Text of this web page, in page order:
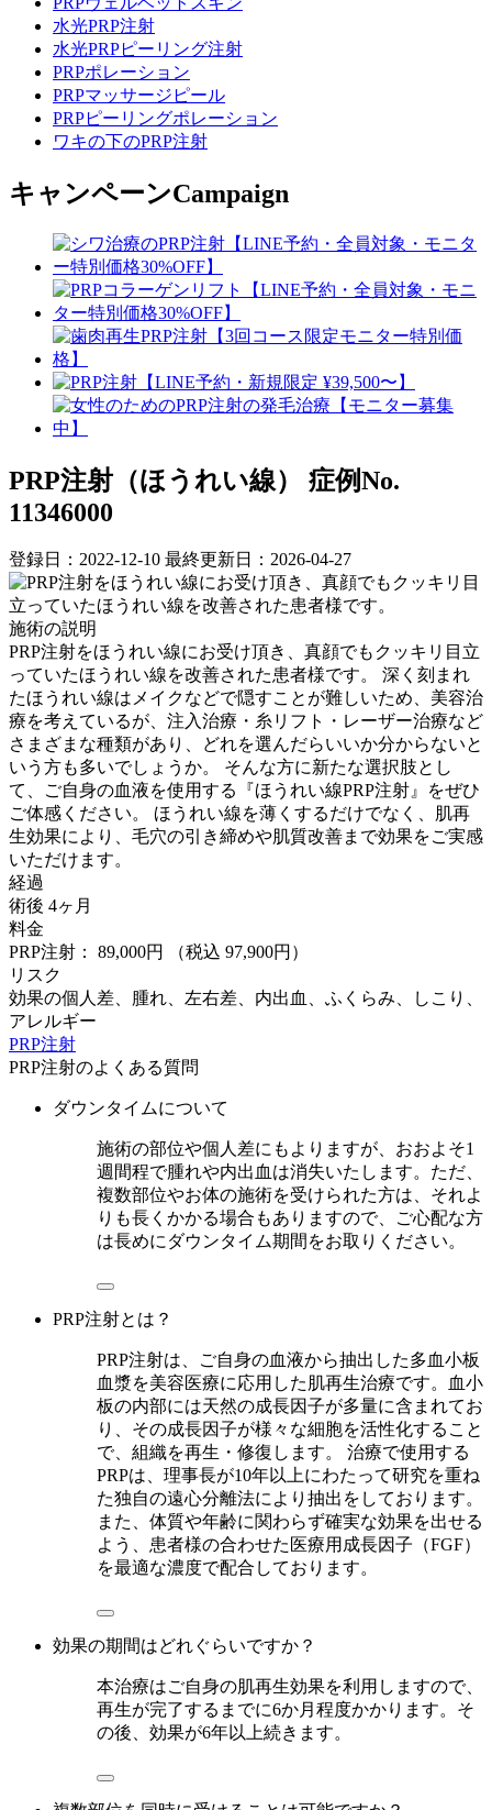
水光PRP注射
水光PRPピーリング注射
PRPポレーション
PRPマッサージピール
PRPピーリングポレーション
ワキの下のPRP注射
キャンペーンCampaign
PRP注射（ほうれい線）
症例No.
11346000
登録日：2022-12-10 最終更新日：2026-04-27
施術の説明
PRP注射をほうれい線にお受け頂き、真顔でもクッキリ目立
っていたほうれい線を改善された患者様です。 深く刻まれ
たほうれい線はメイクなどで隠すことが難しいため、美容治
療を考えているが、注入治療・糸リフト・レーザー治療など
さまざまな種類があり、どれを選んだらいいか分からないと
いう方も多いでしょうか。 そんな方に新たな選択肢とし
て、ご自身の血液を使用する『ほうれい線PRP注射』をぜひ
ご体感ください。 ほうれい線を薄くするだけでなく、肌再
生効果により、毛穴の引き締めや肌質改善まで効果をご実感
いただけます。
経過
術後 4ヶ月
料金
PRP注射： 89,000円
（税込 97,900円）
リスク
効果の個人差、腫れ、左右差、内出血、ふくらみ、しこり、
アレルギー
PRP注射
PRP注射のよくある質問
ダウンタイムについて
施術の部位や個人差にもよりますが、おおよそ1
週間程で腫れや内出血は消失いたします。ただ、
複数部位やお体の施術を受けられた方は、それよ
りも長くかかる場合もありますので、ご心配な方
は長めにダウンタイム期間をお取りください。
PRP注射とは？
PRP注射は、ご自身の血液から抽出した多血小板
血漿を美容医療に応用した肌再生治療です。血小
板の内部には天然の成長因子が多量に含まれてお
り、その成長因子が様々な細胞を活性化すること
で、組織を再生・修復します。 治療で使用する
PRPは、理事長が10年以上にわたって研究を重ね
た独自の遠心分離法により抽出をしております。
また、体質や年齢に関わらず確実な効果を出せる
よう、患者様の合わせた医療用成長因子（FGF）
を最適な濃度で配合しております。
効果の期間はどれぐらいですか？
本治療はご自身の肌再生効果を利用しますので、
再生が完了するまでに6か月程度かかります。そ
の後、効果が6年以上続きます。